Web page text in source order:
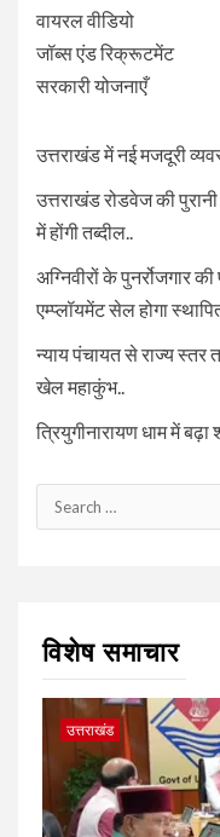
वायरल वीडियो
जॉब्स एंड रिक्रूटमेंट
सरकारी योजनाएँ
उत्तराखंड में नई मजदूरी
उत्तराखंड रोडवेज की
में होंगी तब्दील..
अग्निवीरों के पुनर्रोजगार
एम्प्लॉयमेंट सेल होगा
न्याय पंचायत से राज्य स्तर
खेल महाकुंभ..
त्रियुगीनारायण धाम में
Search
for:
विशेष समाचार
उत्तराखंड